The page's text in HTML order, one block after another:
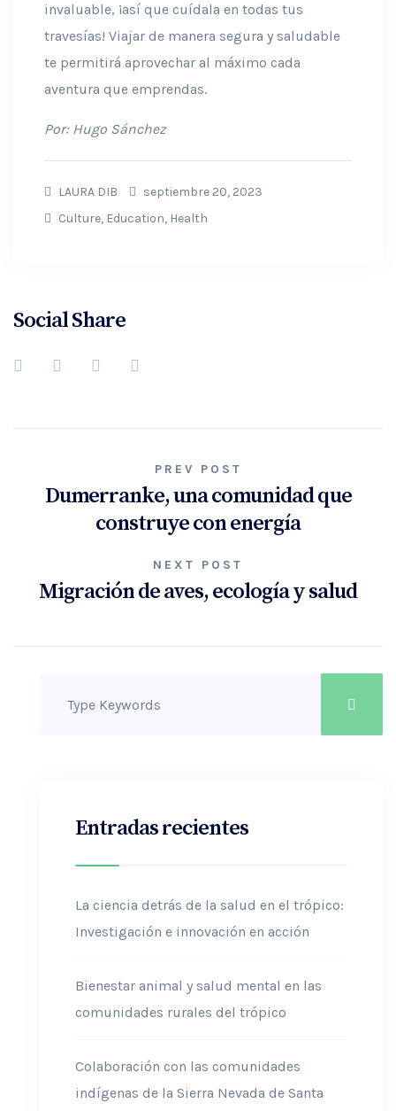
invaluable, ¡así que cuídala en todas tus
travesías! Viajar de manera segura y saludable
te permitirá aprovechar al máximo cada
aventura que emprendas.
Por: Hugo Sánchez
LAURA DIB
septiembre 20, 2023
Culture, Education, Health
Social Share
entradas
PREV POST
Dumerranke, una comunidad que
construye con energía
NEXT POST
Migración de aves, ecología y salud
Entradas recientes
La ciencia detrás de la salud en el trópico:
Investigación e innovación en acción
Bienestar animal y salud mental en las
comunidades rurales del trópico
Colaboración con las comunidades
indígenas de la Sierra Nevada de Santa